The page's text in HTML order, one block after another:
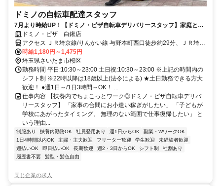
ドミノの自転車配達スタッフ
7月より時給UP！【ドミノ・ピザ自転車デリバリースタッフ】家庭との
両立・扶養内・短時間勤務OK！
ドミノ・ピザ 白鍬店
アクセス ＪＲ埼京線/りんかい線 与野本町西口徒歩約29分、ＪＲ埼京
線/りんかい線 北与野北口徒歩約31分、ＪＲ宇都宮線〔東北本線〕・
ＪＲ上野東京ライン/ＪＲ高崎線 さいたま新都心西口徒歩約38分 最寄
駅：JR埼京線 与野本町駅
時給1,180円～1,475円
埼玉県さいたま市桜区
勤務時間 平日:10:30～23:00 土日祝:10:30～23:00 ※上記の時間内の
シフト制 ※22時以降は18歳以上(法令による) ★土日勤務できる方大
歓迎！ ●週1日～/1日3時間～OK！ ...
仕事内容 【扶養内でちょこっとワーク◎ドミノ・ピザ自転車デリバ
リースタッフ】 「家事の合間にお小遣い稼ぎがしたい」 「子どもが
学校にあがったタイミング、 無理のない範囲で仕事復帰したい」 と
いう理由...
制服あり 扶養内勤務OK 社員登用あり 週1日からOK
副業・WワークOK
1日4時間以内OK
主婦・主夫歓迎 フリーター歓迎 学生歓迎
未経験者歓迎
週払いOK
即日払いOK 長期歓迎 週2・3日からOK シフト制
社割あり
履歴書不要
髪型・髪色自由
同じ企業の求人